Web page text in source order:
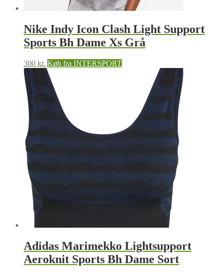
Nike Indy Icon Clash Light Support
Sports Bh Dame Xs Grå
300 kr. Køb fra INTERSPORT
Adidas Marimekko Lightsupport
Aeroknit Sports Bh Dame Sort